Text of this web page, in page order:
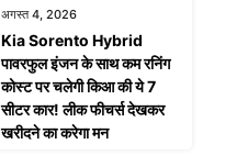
अगस्त 4, 2026
Kia Sorento Hybrid
पावरफुल इंजन के साथ कम रनिंग
कोस्ट पर चलेगी किआ की ये 7
सीटर कार! लीक फीचर्स देखकर
खरीदने का करेगा मन